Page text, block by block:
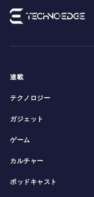
連載
テクノロジー
ガジェット
ゲーム
カルチャー
ポッドキャスト